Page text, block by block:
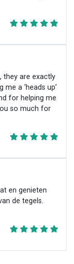
they are exactly
a ‘heads up’
for helping me
so much for
en genieten
de tegels.